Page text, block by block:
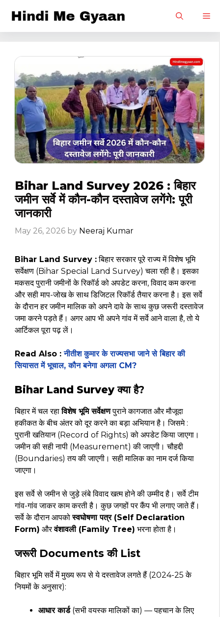
Bihar Land Survey 2026 : बिहार
जमीन सर्वे में कौन-कौन दस्तावेज लगेंगे: पूरी
जानकारी
May 26, 2026 by Neeraj Kumar
Bihar Land Survey :बिहार सरकार पूरे राज्य में विशेष भूमि
सर्वेक्षण (Bihar Special Land Survey) चला रही है। इसका
मकसद पुरानी जमीनों के रिकॉर्ड को अपडेट करना, विवाद कम करना
और सही माप-जोख के साथ डिजिटल रिकॉर्ड तैयार करना है। इस सर्वे
के दौरान हर जमीन मालिक को अपने दावे के साथ कुछ जरूरी दस्तावेज
जमा करने पड़ते हैं। अगर आप भी अपने गांव में सर्वे आने वाला है, तो ये
आर्टिकल पूरा पढ़ लें।
Read Also :नीतीश कुमार के राज्यसभा जाने से बिहार की
सियासत में भूचाल, कौन बनेगा अगला CM?
Bihar Land Surveyक्या है?
बिहार में चल रहाविशेष भूमि सर्वेक्षणपुराने कागजात और मौजूदा
हकीकत के बीच अंतर को दूर करने का बड़ा अभियान है। जिसमे :
पुरानी खतियान (Record of Rights) को अपडेट किया जाएगा।
जमीन की सही नापी (Measurement) की जाएगी। चौहद्दी
(Boundaries) तय की जाएगी। सही मालिक का नाम दर्ज किया
जाएगा।
इस सर्वे से जमीन से जुड़े लंबे विवाद खत्म होने की उम्मीद है। सर्वे टीम
गांव-गांव जाकर काम करती है। कुछ जगहों पर कैंप भी लगाए जाते हैं।
सर्वे के दौरान आपकोस्वघोषणा पत्र (Self Declaration
Form) औरवंशावली (Family Tree) भरना होता है।
जरूरी Documents की List
बिहार भूमि सर्वे में मुख्य रूप से ये दस्तावेज लगते हैं (2024-25 के
नियमों के अनुसार):
आधार कार्ड(सभी वयस्क मालिकों का) — पहचान के लिए